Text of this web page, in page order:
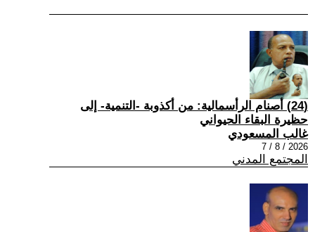
(24) أصنام الرأسمالية: من أكذوبة -التنمية- إلى
حظيرة البقاء الحيواني
غالب المسعودي
2026 / 8 / 7
المجتمع المدني